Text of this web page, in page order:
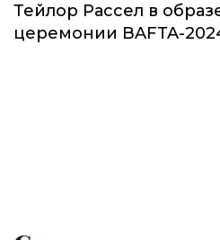
Тейлор Рассел в
церемонии BAFTA-